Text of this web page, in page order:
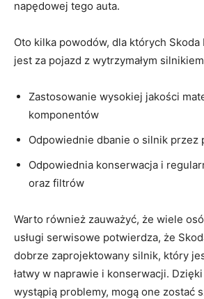
napędowej tego auta.
Oto kilka powodów, dla których Skoda
jest za pojazd ⁤z wytrzymałym
Zastosowanie wysokiej jakości
⁣komponentów
Odpowiednie dbanie o silnik przez
Odpowiednia konserwacja i
⁤oraz‌ filtrów
Warto również‌ zauważyć, że wiele
usługi serwisowe potwierdza, że
dobrze zaprojektowany⁣ silnik, który
łatwy w naprawie i konserwacji.
wystąpią problemy, mogą ⁢one ⁣zostać